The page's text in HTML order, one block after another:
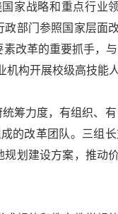
战略和重点行业
部门参照国家层
改革的重要抓手，
构开展校级高技能
力度，有组织、
的改革团队。三组
划建设方案，推